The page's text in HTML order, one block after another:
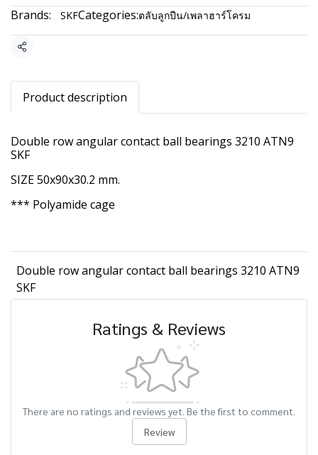
Brands:
SKFCategories:ตลับลูกปืน/เพลาฮาร์โครม
Share
Product description
Double row angular contact ball bearings 3210 ATN9
SKF
SIZE 50x90x30.2 mm.
*** Polyamide cage
Double row angular contact ball bearings 3210 ATN9
SKF
Ratings & Reviews
There are no ratings and reviews yet. Be the first to comment.
Review